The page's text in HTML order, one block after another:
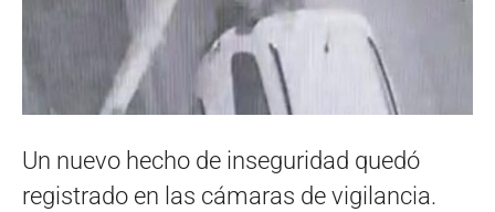
Un nuevo hecho de inseguridad quedó
registrado en las cámaras de vigilancia.